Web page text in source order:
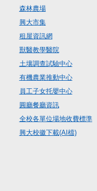
森林農場
興大市集
租屋資訊網
獸醫教學醫院
土壤調查試驗中心
有機農業推動中心
員工子女托嬰中心
圓廳餐廳資訊
全校各單位場地收費標準
興大校徽下載(AI檔)